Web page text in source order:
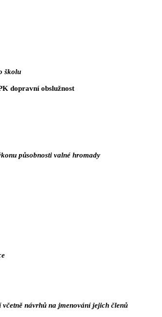
školu
dopravní obslužnost
působnosti valné hromady
návrhů na jmenování jejich členů